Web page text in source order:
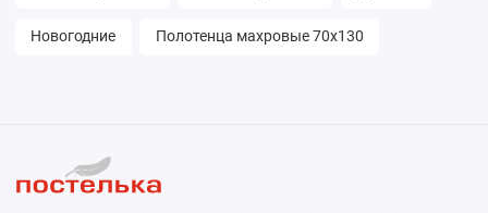
Новогодние Полотенца махровые 70х130